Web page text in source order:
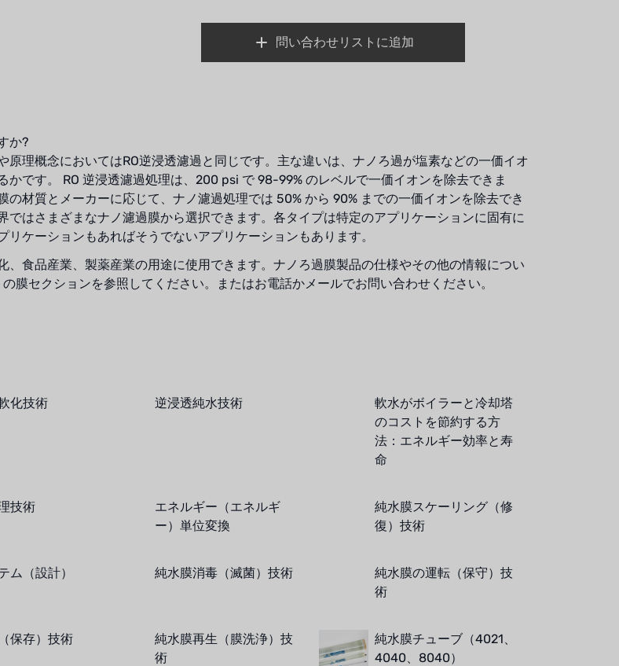
問い合わせリストに追加
か?
原理概念においてはRO逆浸透濾過と同じです。主な違いは、ナノろ過が塩素などの一価イオ
かです。 RO 逆浸透濾過処理は、200 psi で 98-99% のレベルで一価イオンを除去できま
の材質とメーカーに応じて、ナノ濾過処理では 50% から 90% までの一価イオンを除去でき
ではさまざまなナノ濾過膜から選択できます。各タイプは特定のアプリケーションに固有に
リケーションもあればそうでないアプリケーションもあります。
、食品産業、製薬産業の用途に使用できます。ナノろ過膜製品の仕様やその他の情報につい
膜セクションを参照してください。またはお電話かメールでお問い合わせください。
化技術 逆浸透純水技術
軟水がボイラーと冷却塔
のコストを節約する方
法：エネルギー効率と寿
命
技術
エネルギー（エネルギ
ー）単位変換
純水膜スケーリング（修
復）技術
ム（設計）
純水膜消毒（滅菌）技術
純水膜の運転（保守）技
術
保存）技術
純水膜再生（膜洗浄）技
術
純水膜チューブ（4021、
4040、8040）